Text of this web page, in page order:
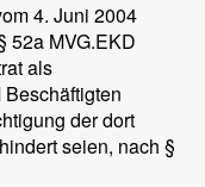
4. Juni 2004
52a MVG.EKD
als
der dort
seien, nach §